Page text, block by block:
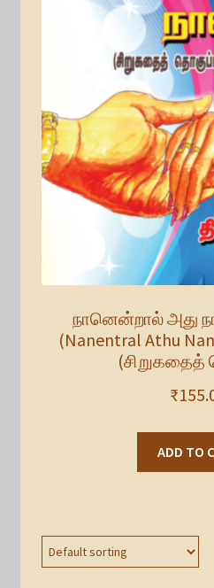
நானென்றால் அது
(Nanentral Athu
(சிறுகதைத்
₹
ADD TO